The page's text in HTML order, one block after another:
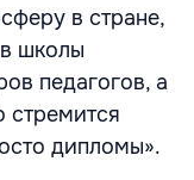
в стране,
школы
педагогов, а
стремится
дипломы».